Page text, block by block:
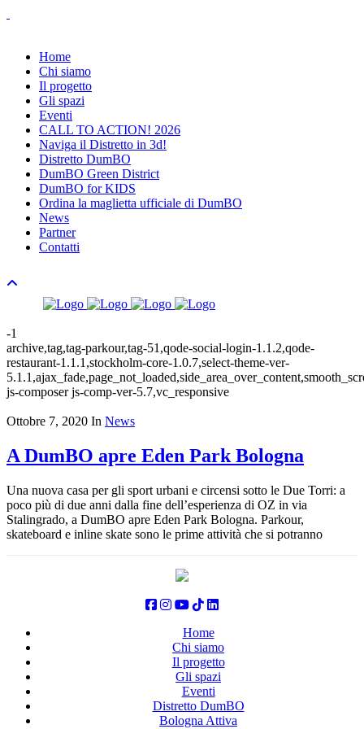
Home
Chi siamo
Il progetto
Gli spazi
Eventi
CALL TO ACTION! 2026
Naviga il Distretto in 3d!
Distretto DumBO
DumBO Green District
DumBO for KIDS
Ordina la maglietta ufficiale di DumBO
News
Partner
Contatti
-1
archive,tag,tag-parkour,tag-51,qode-social-login-1.1.2,qode-
restaurant-1.1.1,stockholm-core-1.0.7,select-theme-ver-
js-composer js-comp-ver-5.7,vc_responsive
Ottobre 7, 2020 In News
A DumBO apre Eden Park Bologna
Una nuova casa per gli sport urbani e circensi sotto le Due Torri: a
poco più di due anni dalla fine dell’esperienza di OZ in via
Stalingrado, a DumBO apre Eden Park Bologna. Parkour,
skateboard e inline skate sono le prime attività che si potranno
Home
Chi siamo
Il progetto
Gli spazi
Eventi
Distretto DumBO
Bologna Attiva